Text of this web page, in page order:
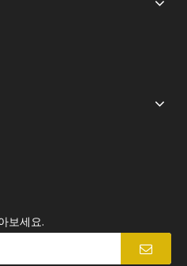
보세요.